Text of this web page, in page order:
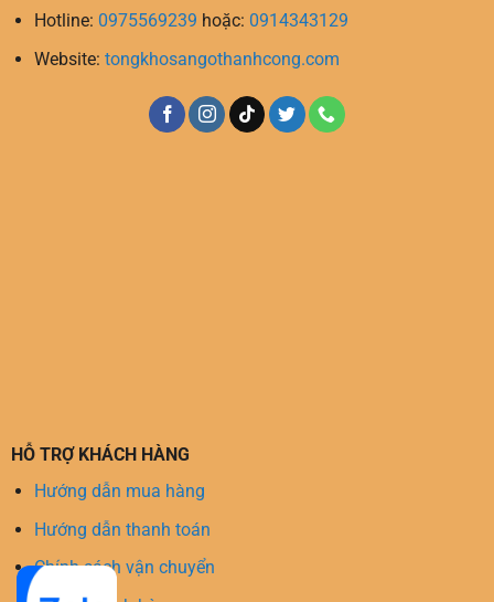
Hotline: 0975569239 hoặc: 0914343129
Website: tongkhosangothanhcong.com
HỖ TRỢ KHÁCH HÀNG
Hướng dẫn mua hàng
Hướng dẫn thanh toán
Chính sách vận chuyển